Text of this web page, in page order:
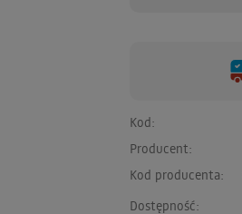
Kod:
Producent:
Kod producenta:
Dostępność: